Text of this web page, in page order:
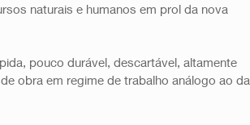
naturais e humanos em prol da nova
pouco durável, descartável, altamente
obra em regime de trabalho análogo ao da